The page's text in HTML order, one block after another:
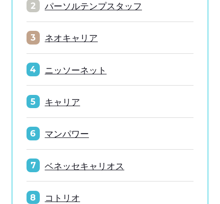
2 パーソルテンプスタッフ
3 ネオキャリア
4 ニッソーネット
5 キャリア
6 マンパワー
7 ベネッセキャリオス
8 コトリオ